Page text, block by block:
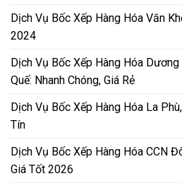
Dịch Vụ Bốc Xếp Hàng Hóa Văn
2024
Dịch Vụ Bốc Xếp Hàng Hóa
Quế: Nhanh Chóng, Giá Rẻ
Dịch Vụ Bốc Xếp Hàng Hóa La
Tín
Dịch Vụ Bốc Xếp Hàng Hóa CCN
Giá Tốt 2026